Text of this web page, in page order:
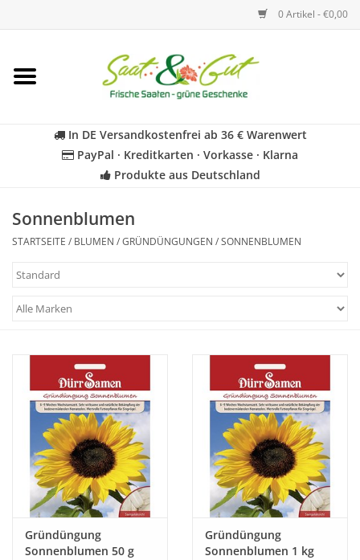
0 Artikel - €0,00
Startseite
Kräuter
Für Kinder
Katalog
In DE Versandkostenfrei ab 36 € Warenwert
PayPal · Kreditkarten · Vorkasse · Klarna
Produkte aus Deutschland
Sonnenblumen
STARTSEITE / BLUMEN /GRÜNDÜNGUNGEN /SONNENBLUMEN
Gründüngung
Sonnenblumen 50 g
Gründüngung
Sonnenblumen 1 kg